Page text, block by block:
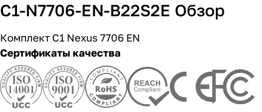
C1-N7706-EN-B22S2E Обзор
Комплект C1 Nexus 7706 EN
Сертификаты качества